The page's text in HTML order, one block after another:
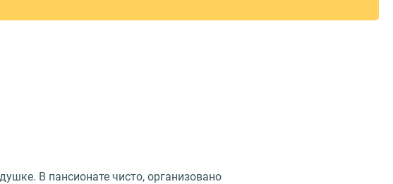
В пансионате чисто, организовано